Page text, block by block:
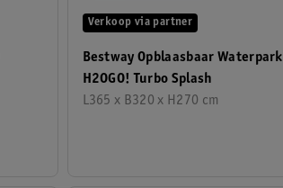
Bestway Opblaasbaar Waterpark
H2OGO! Turbo Splash
L365 x B320 x H270 cm
Verkoop via partner